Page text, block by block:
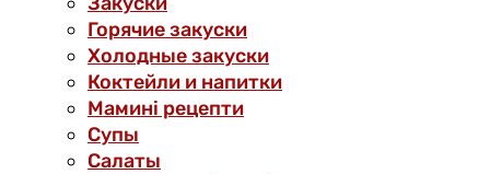
Горячие закуски
Холодные закуски
Коктейли и напитки
Мамині рецепти
Супы
Салаты